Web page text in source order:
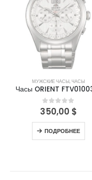
МУЖСКИЕ ЧАСЫ,ЧАСЫ
Часы ORIENT
0out of 5
350,00 $
ПОДРОБНЕЕ